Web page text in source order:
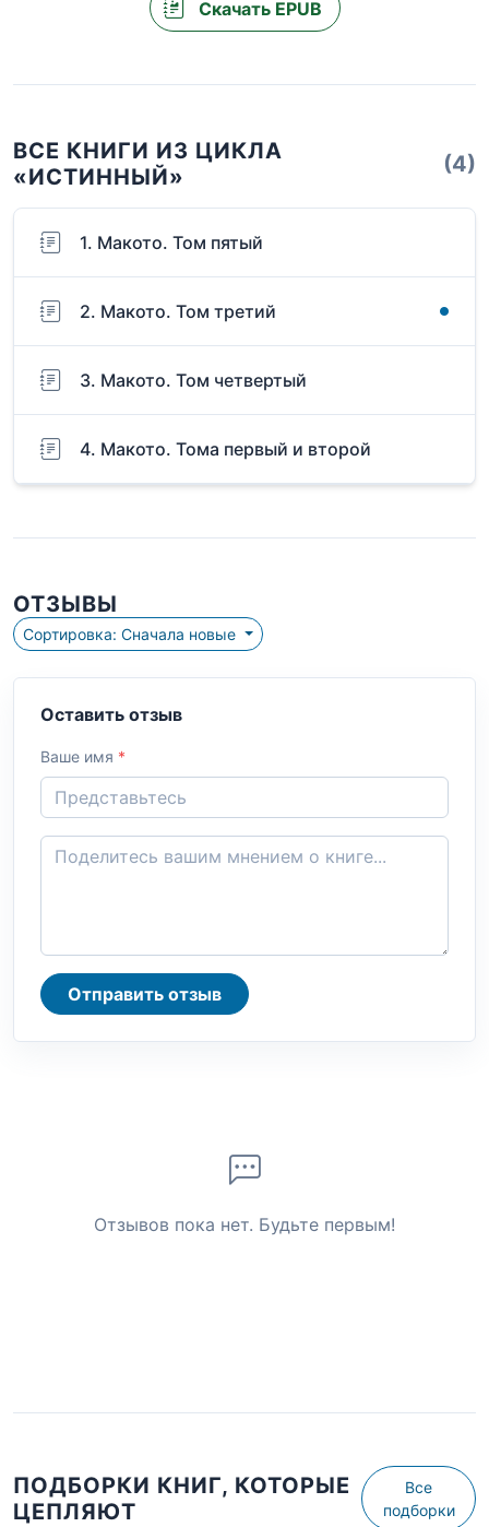
Скачать EPUB
ВСЕ КНИГИ ИЗ ЦИКЛА
«ИСТИННЫЙ»
(4)
1. Макото. Том пятый
2. Макото. Том третий
3. Макото. Том четвертый
4. Макото. Тома первый и второй
ОТЗЫВЫ
Сортировка: Сначала новые
Оставить отзыв
Ваше имя *
Отправить отзыв
Отзывов пока нет. Будьте первым!
ПОДБОРКИ КНИГ, КОТОРЫЕ
ЦЕПЛЯЮТ
Все
подборки